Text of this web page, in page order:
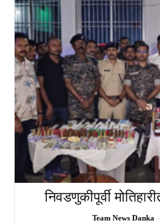
निवडणुकीपूर्वी
Team News Danka -